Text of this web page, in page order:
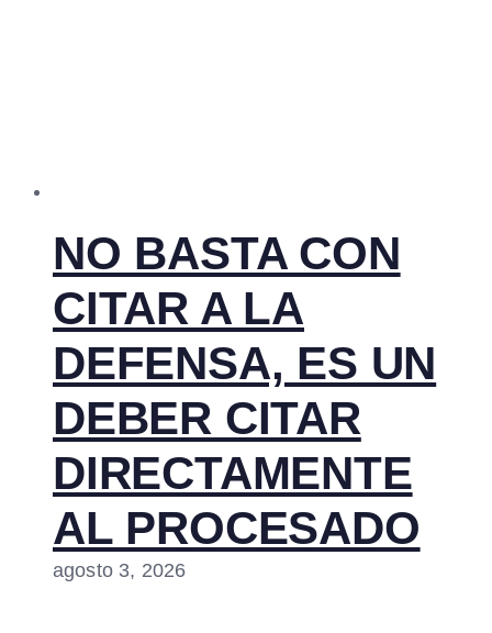
NO BASTA CON
CITAR A LA
DEFENSA, ES UN
DEBER CITAR
DIRECTAMENTE
AL PROCESADO
agosto 3, 2026